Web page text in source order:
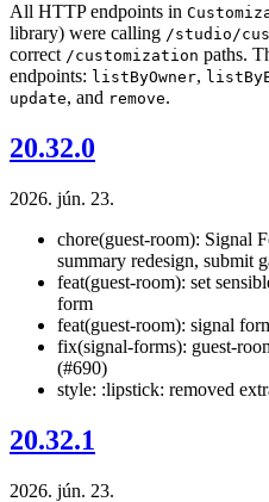
All HTTP endpoints in
library) were calling /studio/
correct /customization paths.
endpoints: listByOwner,
update, and remove.
20.32.0
2026. jún. 23.
chore(guest-room): Signal
summary redesign, submit
feat(guest-room): set
form
feat(guest-room): signal
fix(signal-forms): guest-
(#690)
style: :lipstick: removed
20.32.1
2026. jún. 23.